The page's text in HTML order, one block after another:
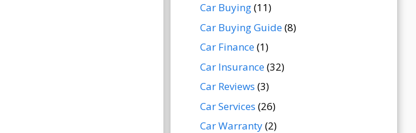
Car Buying(11)
Car Buying Guide(8)
Car Finance(1)
Car Insurance(32)
Car Reviews (3)
Car Services (26)
Car Warranty(2)